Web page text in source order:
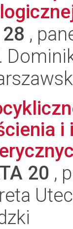
28 ,
20 ,